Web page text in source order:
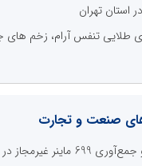
استان تهران
طلایی تنفس آرام، زخم های
صنعت و تجارت
غیرمجاز در استان تهران